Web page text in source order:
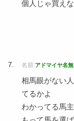
個人じゃ買え
名前:アドマイヤ名無
相馬眼がない
てるかよ
わかってる馬